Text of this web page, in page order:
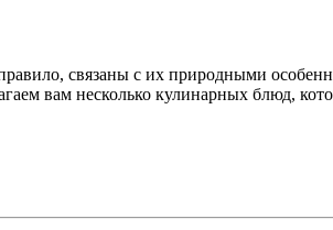
связаны с их природными
вам несколько кулинарных блюд,